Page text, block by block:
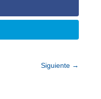
Siguiente →